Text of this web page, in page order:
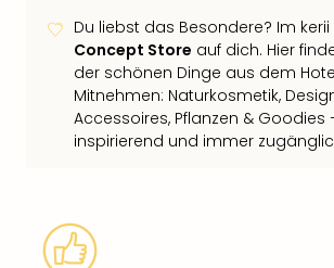
Du liebst das Besondere? Im
Concept Store auf dich. Hier
der schönen Dinge aus dem
Mitnehmen: Naturkosmetik,
Accessoires, Pflanzen & Goodies
inspirierend und immer